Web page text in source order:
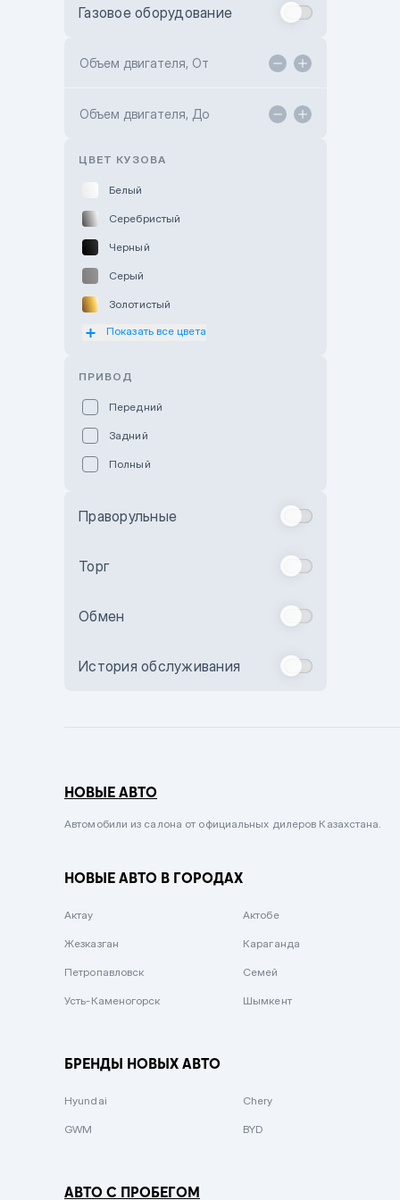
Toyota Kokshetau
Hyundai ShymCity
Газовое оборудование
Объем двигателя, От
Объем двигателя, До
ЦВЕТ КУЗОВА
Белый
Серебристый
Черный
Серый
Золотистый
Оранжевый
Бежевый
Комбинированный
Сиреневый металлик
Вишневый
Зеленый металлик
Показать все цвета
ПРИВОД
Передний
Задний
Полный
Праворульные
Торг
Обмен
История обслуживания
НОВЫЕ АВТО
Автомобили из салона от официальных дилеров Казахстана.
НОВЫЕ АВТО В ГОРОДАХ
Актау Актобе
Жезказган Караганда
Петропавловск Семей
Усть-Каменогорск Шымкент
БРЕНДЫ НОВЫХ АВТО
Hyundai Chery
GWM BYD
АВТО С ПРОБЕГОМ